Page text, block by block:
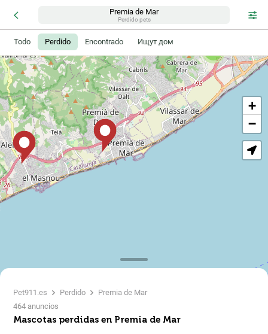
Premia de Mar
Perdido pets
Todo Perdido Encontrado Ищут дом
Pet911.es Perdido
Premia de Mar
464 anuncios
Mascotas perdidas en Premia de Mar
+
−